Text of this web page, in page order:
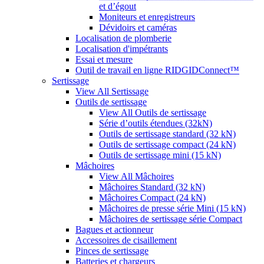
et d’égout
Moniteurs et enregistreurs
Dévidoirs et caméras
Localisation de plomberie
Localisation d'impétrants
Essai et mesure
Outil de travail en ligne RIDGIDConnect™
Sertissage
View All Sertissage
Outils de sertissage
View All Outils de sertissage
Série d’outils étendues (32kN)
Outils de sertissage standard (32 kN)
Outils de sertissage compact (24 kN)
Outils de sertissage mini (15 kN)
Mâchoires
View All Mâchoires
Mâchoires Standard (32 kN)
Mâchoires Compact (24 kN)
Mâchoires de presse série Mini (15 kN)
Mâchoires de sertissage série Compact
Bagues et actionneur
Accessoires de cisaillement
Pinces de sertissage
Batteries et chargeurs